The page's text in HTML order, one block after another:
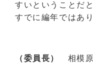
すいということだ
すでに編年ではあり
（委員長） 相模